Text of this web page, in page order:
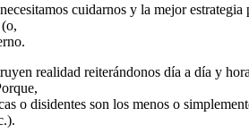
cuidarnos y la mejor estrategia
realidad reiterándonos día a día y
o disidentes son los menos o